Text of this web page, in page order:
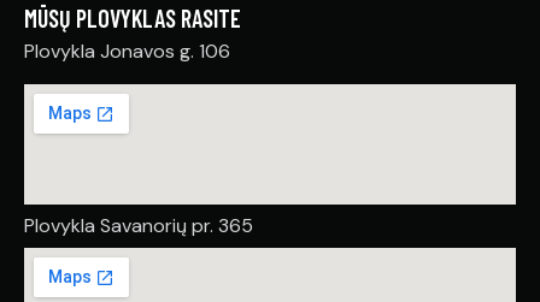
MŪSŲ PLOVYKLAS RASITE
Plovykla Jonavos g. 106
Plovykla Savanorių pr. 365